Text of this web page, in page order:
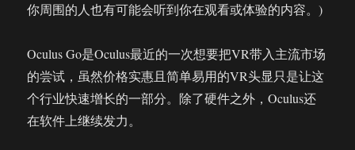
你周围的人也有可能会听到你在观看或体验的内容。)
Oculus Go是Oculus最近的一次想要把VR带入主流市场
的尝试，虽然价格实惠且简单易用的VR头显只是让这
个行业快速增长的一部分。除了硬件之外，Oculus还
在软件上继续发力。